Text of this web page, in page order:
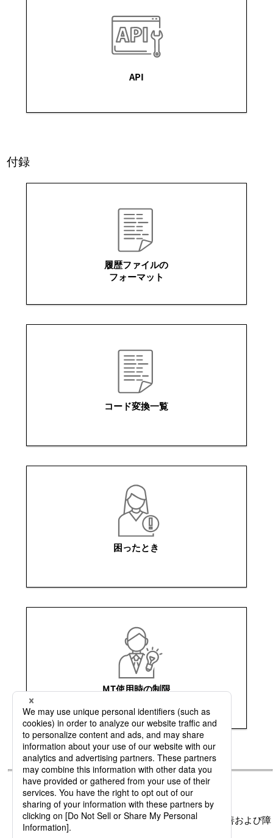
API
付録
履歴ファイルの
フォーマット
コード変換一覧
困ったとき
MT使用時の制限
リリースノート
バージョンごとに、追加機能のお知らせと、改善および障
害の内容をご確認いただけます。